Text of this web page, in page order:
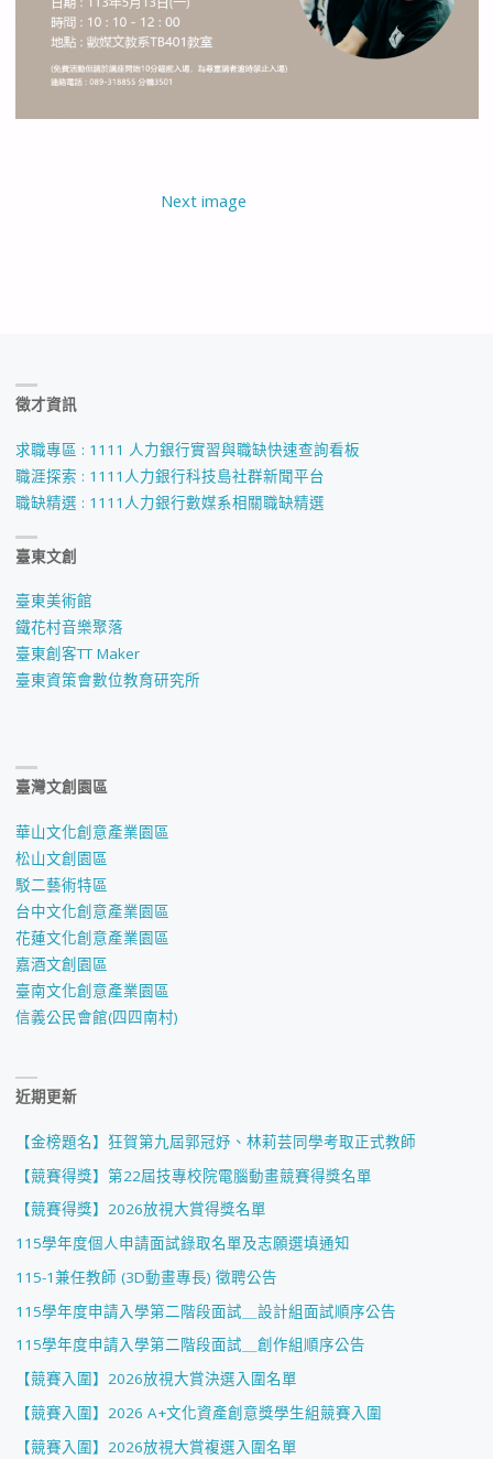
Next image
徵才資訊
求職專區 : 1111 人力銀行實習與職缺快速查詢看板
職涯探索 : 1111人力銀行科技島社群新聞平台
職缺精選 : 1111人力銀行數媒系相關職缺精選
臺東文創
臺東美術館
鐵花村音樂聚落
臺東創客TT Maker
臺東資策會數位教育研究所
臺灣文創園區
華山文化創意產業園區
松山文創園區
駁二藝術特區
台中文化創意產業園區
花蓮文化創意產業園區
嘉酒文創園區
臺南文化創意產業園區
信義公民會館(四四南村)
近期更新
【金榜題名】狂賀第九屆郭冠妤、林莉芸同學考取正式教師
【競賽得獎】第22屆技專校院電腦動畫競賽得獎名單
【競賽得獎】2026放視大賞得獎名單
115學年度個人申請面試錄取名單及志願選填通知
115-1兼任教師 (3D動畫專長) 徵聘公告
115學年度申請入學第二階段面試＿設計組面試順序公告
115學年度申請入學第二階段面試＿創作組順序公告
【競賽入圍】2026放視大賞決選入圍名單
【競賽入圍】2026 A+文化資產創意獎學生組競賽入圍
【競賽入圍】2026放視大賞複選入圍名單